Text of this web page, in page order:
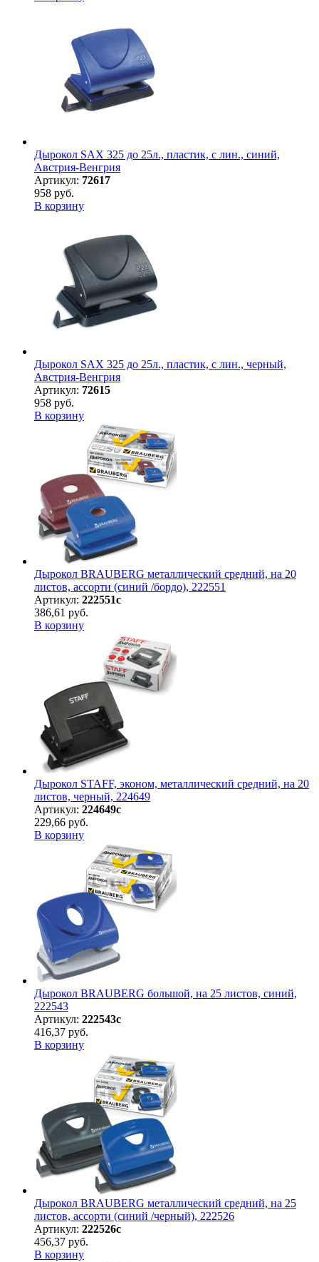
Дырокол SAX 325 до 25л., пластик, с лин., синий,
Австрия-Венгрия
Артикул: 72617
958 руб.
В корзину
Дырокол SAX 325 до 25л., пластик, с лин., черный,
Австрия-Венгрия
Артикул: 72615
958 руб.
В корзину
Дырокол BRAUBERG металлический средний, на 20
листов, ассорти (синий /бордо), 222551
Артикул: 222551с
386,61 руб.
В корзину
Дырокол STAFF, эконом, металлический средний, на 20
листов, черный, 224649
Артикул: 224649с
229,66 руб.
В корзину
Дырокол BRAUBERG большой, на 25 листов, синий,
222543
Артикул: 222543с
416,37 руб.
В корзину
Дырокол BRAUBERG металлический средний, на 25
листов, ассорти (синий /черный), 222526
Артикул: 222526с
456,37 руб.
В корзину